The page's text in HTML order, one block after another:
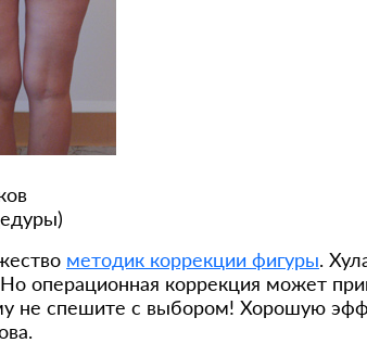
методик коррекции фигуры.
операционная коррекция может
не спешите с выбором! Хорошую